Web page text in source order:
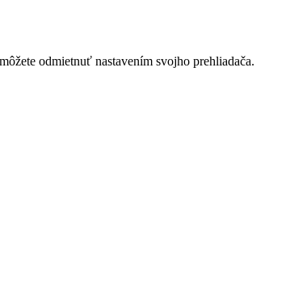
odmietnuť nastavením svojho prehliadača.